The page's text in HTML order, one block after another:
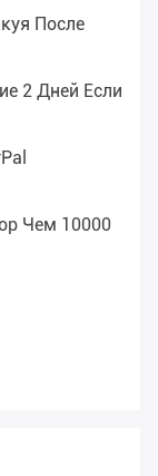
После
2 Дней Если
Чем 10000